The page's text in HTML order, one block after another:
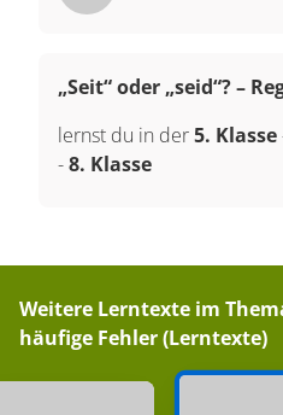
„Seit“ oder „seid“? –
lernst du in der5. Klasse
-8. Klasse
Weitere Lerntexte im
häufige Fehler (Lerntexte)